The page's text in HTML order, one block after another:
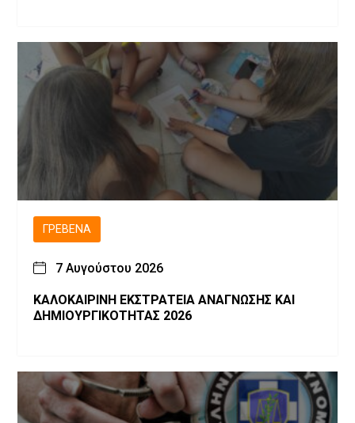
ΓΡΕΒΕΝΆ
7 Αυγούστου 2026
ΚΑΛΟΚΑΙΡΙΝΗ ΕΚΣΤΡΑΤΕΙΑ ΑΝΑΓΝΩΣΗΣ ΚΑΙ
ΔΗΜΙΟΥΡΓΙΚΟΤΗΤΑΣ 2026